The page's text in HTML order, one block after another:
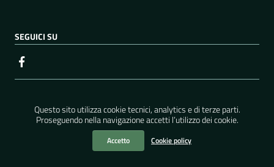
Questo sito utilizza cookie tecnici, analytics e di terze parti.
Proseguendo nella navigazione accetti l’utilizzo dei cookie.
Accetto Cookie policy
SEGUICI SU
ItaliaWP2 | Basato sul Prototipo per siti PA di AgID
Bluermes